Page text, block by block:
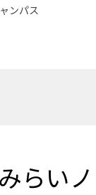
ンパス
らいノ